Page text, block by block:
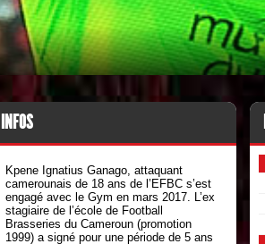
INFOS
Kpene Ignatius Ganago, attaquant
camerounais de 18 ans de l’EFBC s’est
engagé avec le Gym en mars 2017. L’ex
stagiaire de l’école de Football
Brasseries du Cameroun (promotion
1999) a signé pour une période de 5 ans